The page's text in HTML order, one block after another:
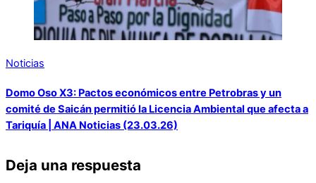
Noticias
Domo Oso X3: Pactos económicos entre Petrobras y un
comité de Saicán permitió la Licencia Ambiental que afecta a
Tariquía | ANA Noticias (23.03.26)
Deja una respuesta